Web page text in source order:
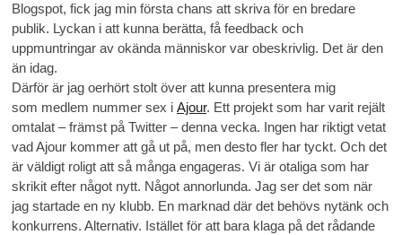
Blogspot, fick jag min första chans att skriva för en bredare
publik. Lyckan i att kunna berätta, få feedback och
uppmuntringar av okända människor var obeskrivlig. Det är den
än idag.
Därför är jag oerhört stolt över att kunna presentera mig
som medlem nummer sex i Ajour. Ett projekt som har varit rejält
omtalat – främst på Twitter – denna vecka. Ingen har riktigt vetat
vad Ajour kommer att gå ut på, men desto fler har tyckt. Och det
är väldigt roligt att så många engageras. Vi är otaliga som har
skrikit efter något nytt. Något annorlunda. Jag ser det som när
jag startade en ny klubb. En marknad där det behövs nytänk och
konkurrens. Alternativ. Istället för att bara klaga på det rådande